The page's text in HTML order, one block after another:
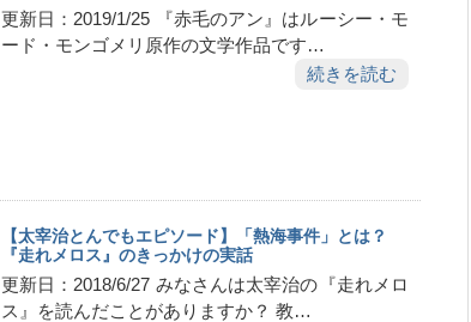
更新日：2019/1/25 『赤毛のアン』はルーシー・モ
ード・モンゴメリ原作の文学作品です…
続きを読む
【太宰治とんでもエピソード】「熱海事件」とは？
『走れメロス』のきっかけの実話
更新日：2018/6/27 みなさんは太宰治の『走れメロ
ス』を読んだことがありますか？ 教…